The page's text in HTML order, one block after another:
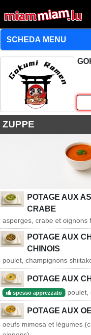
ZUPPE
POTAGE AUX
CRABE
asperges, crabe et oignons
POTAGE AUX
CHINOIS
poulet, champignons
POTAGE AUX
spesso apprezzato poulet,
POTAGE AUX
oeufs mimosa et légumes